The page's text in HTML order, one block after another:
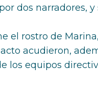
dos narradores, y
el rostro de
acudieron,
los equipos